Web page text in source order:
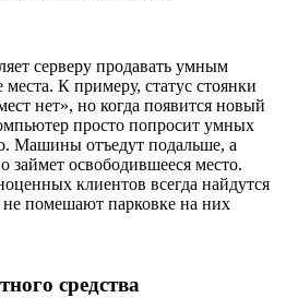
серверу продавать умным
К примеру, статус стоянки
нет», но когда появится новый
просто попросит умных
Машины отъедут подальше, а
займет освободившееся место.
клиентов всегда найдутся
помешают парковке на них
средства